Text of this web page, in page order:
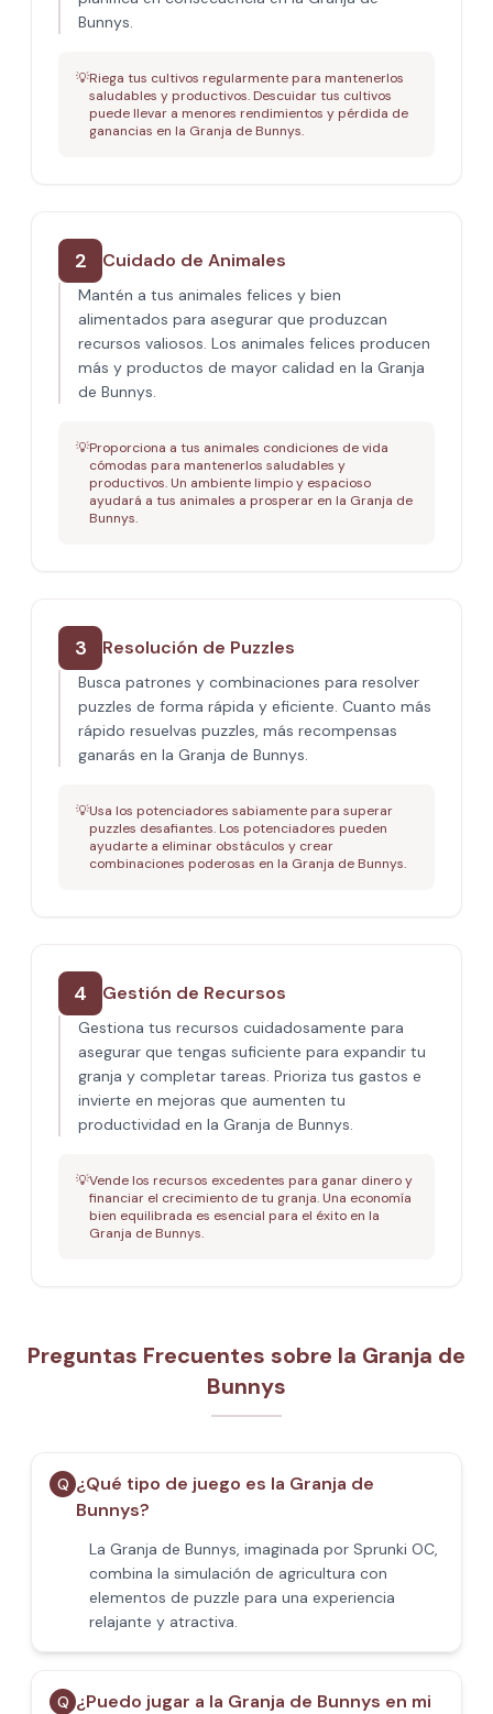
Bunnys.
💡Riega tus cultivos regularmente para mantenerlos
saludables y productivos. Descuidar tus cultivos
puede llevar a menores rendimientos y pérdida de
ganancias en la Granja de Bunnys.
2 Cuidado de Animales
Mantén a tus animales felices y bien
alimentados para asegurar que produzcan
recursos valiosos. Los animales felices producen
más y productos de mayor calidad en la Granja
de Bunnys.
💡Proporciona a tus animales condiciones de vida
cómodas para mantenerlos saludables y
productivos. Un ambiente limpio y espacioso
ayudará a tus animales a prosperar en la Granja de
Bunnys.
3 Resolución de Puzzles
Busca patrones y combinaciones para resolver
puzzles de forma rápida y eficiente. Cuanto más
rápido resuelvas puzzles, más recompensas
ganarás en la Granja de Bunnys.
💡Usa los potenciadores sabiamente para superar
puzzles desafiantes. Los potenciadores pueden
ayudarte a eliminar obstáculos y crear
combinaciones poderosas en la Granja de Bunnys.
4 Gestión de Recursos
Gestiona tus recursos cuidadosamente para
asegurar que tengas suficiente para expandir tu
granja y completar tareas. Prioriza tus gastos e
invierte en mejoras que aumenten tu
productividad en la Granja de Bunnys.
💡Vende los recursos excedentes para ganar dinero y
financiar el crecimiento de tu granja. Una economía
bien equilibrada es esencial para el éxito en la
Granja de Bunnys.
Preguntas Frecuentes sobre la Granja de
Bunnys
Q ¿Qué tipo de juego es la Granja de
Bunnys?
La Granja de Bunnys, imaginada por Sprunki OC,
combina la simulación de agricultura con
elementos de puzzle para una experiencia
relajante y atractiva.
Q ¿Puedo jugar a la Granja de Bunnys en mi